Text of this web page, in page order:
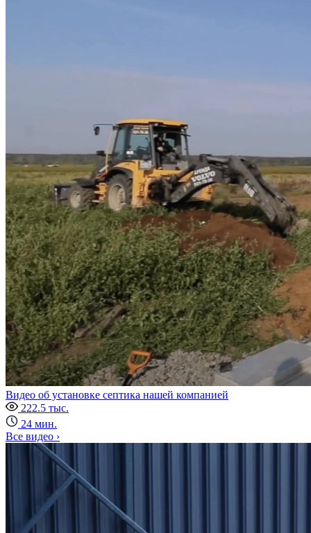
Видео об установке септика нашей компанией
222.5 тыс.
24 мин.
Все видео ›